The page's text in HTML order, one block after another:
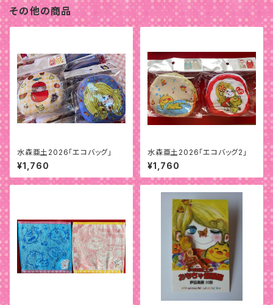
その他の商品
水森亜土2026「エコバッグ」
¥1,760
水森亜土2026「エコバッグ2」
¥1,760